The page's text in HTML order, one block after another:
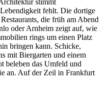
fehlt. Die dortige
die früh am Abend
oder Arnheim zeigt auf, wie
rings um einen Platz
bringen kann. Schicke,
mit Biergarten und einem
beleben das Umfeld und
an. Auf der Zeil in Frankfurt